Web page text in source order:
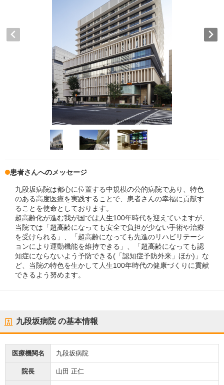
患者さんへのメッセージ
九段坂病院は都心に位置する中規模の公的病院であり、特色
のある高度医療を実践することで、患者さんの幸福に貢献す
ることを使命としております。
超高齢化が進む我が国では人生100年時代を迎えていますが、
当院では「超高齢になっても安全で負担が少ない手術や治療
を受けられる」、「超高齢になっても先進のリハビリテーシ
ョンにより運動機能を維持できる」、「超高齢になっても認
知症にならないよう予防できる(「認知症予防外来」ほか)」な
ど、当院の特色を生かして人生100年時代の健康づくりに貢献
できるよう努めます。
九段坂病院の基本情報
医療機関名 九段坂病院
院長 山田 正仁